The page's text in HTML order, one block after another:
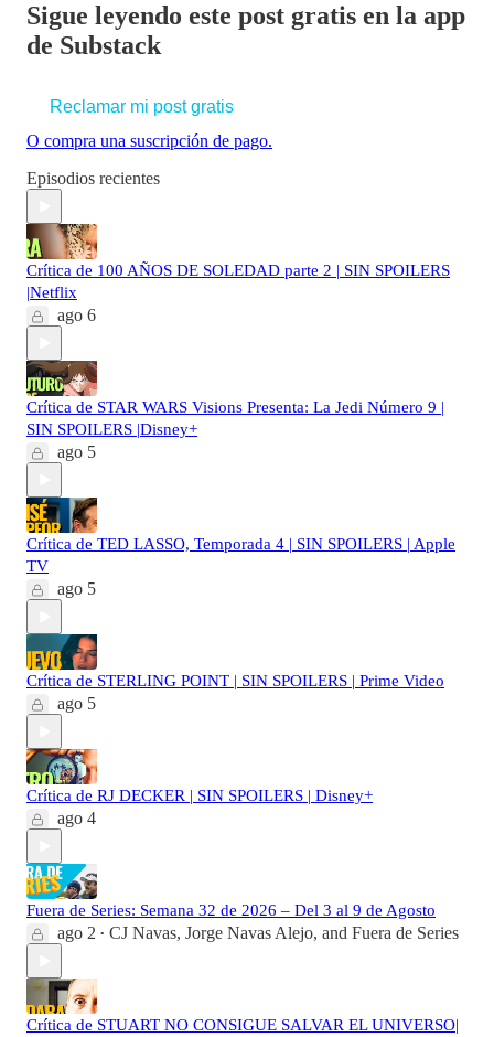
Sigue leyendo este post gratis en la app
de Substack
Reclamar mi post gratis
O compra una suscripción de pago.
Episodios recientes
Crítica de 100 AÑOS DE SOLEDAD parte 2 | SIN SPOILERS
|Netflix
ago 6
Crítica de STAR WARS Visions Presenta: La Jedi Número 9 |
SIN SPOILERS |Disney+
ago 5
Crítica de TED LASSO, Temporada 4 | SIN SPOILERS | Apple
TV
ago 5
Crítica de STERLING POINT | SIN SPOILERS | Prime Video
ago 5
Crítica de RJ DECKER | SIN SPOILERS | Disney+
ago 4
Fuera de Series: Semana 32 de 2026 – Del 3 al 9 de Agosto
ago 2 • CJ Navas, Jorge Navas Alejo, and Fuera de Series
Crítica de STUART NO CONSIGUE SALVAR EL UNIVERSO|